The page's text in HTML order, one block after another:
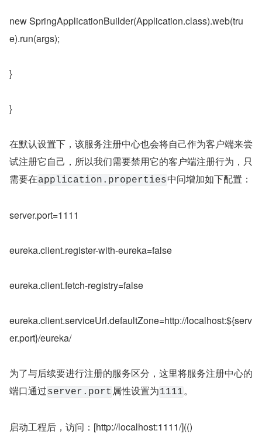
new SpringApplicationBuilder(Application.class).web(tru
e).run(args);
}
}
在默认设置下，该服务注册中心也会将自己作为客户端来尝
试注册它自己，所以我们需要禁用它的客户端注册行为，只
需要在application.properties中问增加如下配置：
server.port=1111
eureka.client.register-with-eureka=false
eureka.client.fetch-registry=false
eureka.client.serviceUrl.defaultZone=http://localhost:${serv
er.port}/eureka/
为了与后续要进行注册的服务区分，这里将服务注册中心的
端口通过server.port 属性设置为1111。
启动工程后，访问：[http://localhost:1111/](()